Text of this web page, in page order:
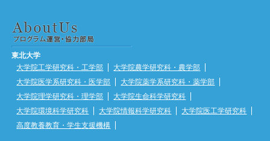
東北大学
大学院工学研究科・工学部
大学院農学研究科・農学部
大学院医学系研究科・医学部
大学院薬学系研究科・薬学部
大学院理学研究科・理学部
大学院生命科学研究科
大学院環境科学研究科
大学院情報科学研究科
大学院医工学研究科
高度教養教育・学生支援機構